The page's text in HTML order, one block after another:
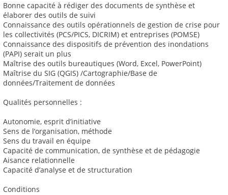
Bonne capacité à rédiger des documents de synthèse et
élaborer des outils de suivi
Connaissance des outils opérationnels de gestion de crise pour
les collectivités (PCS/PICS, DICRIM) et entreprises (POMSE)
Connaissance des dispositifs de prévention des inondations
(PAPI) serait un plus
Maîtrise des outils bureautiques (Word, Excel, PowerPoint)
Maîtrise du SIG (QGIS) /Cartographie/Base de
données/Traitement de données
Qualités personnelles :
Autonomie, esprit d’initiative
Sens de l’organisation, méthode
Sens du travail en équipe
Capacité de communication, de synthèse et de pédagogie
Aisance relationnelle
Capacité d’analyse et de structuration
Conditions